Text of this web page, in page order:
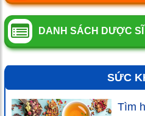
DANH SÁCH DƯỢC
SỨC
Tìm